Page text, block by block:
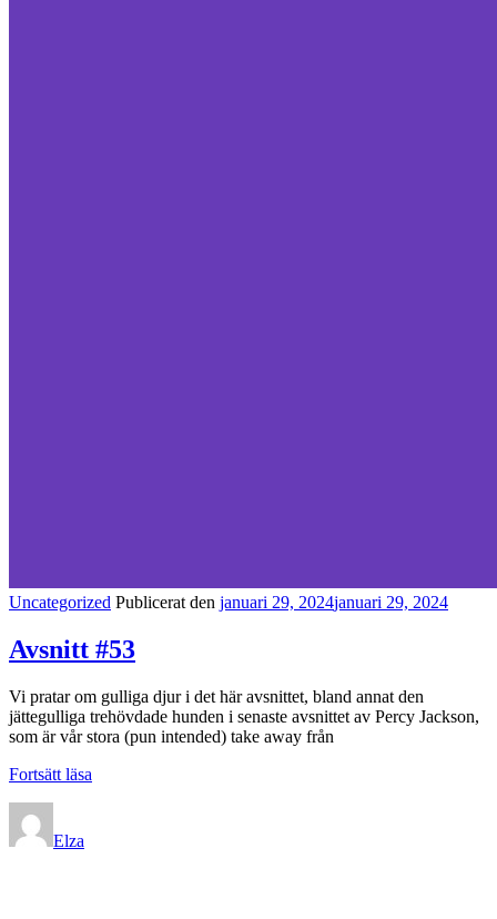
Kategorilänkar
Uncategorized Publicerat den januari 29, 2024januari 29, 2024
Avsnitt #53
Vi pratar om gulliga djur i det här avsnittet, bland annat den
jättegulliga trehövdade hunden i senaste avsnittet av Percy Jackson,
som är vår stora (pun intended) take away från
Fortsätt läsa
Elza